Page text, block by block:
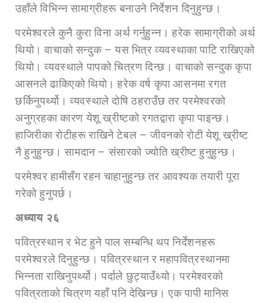
उहाँले विभिन्न सामाग्रीहरू बनाउने निर्देशन दिनुहुन्छ।
परमेश्वरले कुनै कुरा विना अर्थ गर्नुहुन्न। हरेक सामाग्रीको अर्थ
थियो। वाचाको सन्दुक – यस भित्र व्यवस्थाका पाटि राखिएको
थियो। व्यवस्थाले पापको चित्रण दिन्छ। वाचाको सन्दुक कृपा
आसनले ढाकिएको थियो। हरेक वर्ष कृपा आसनमा रगत
छर्किनुपर्थ्यो। व्यवस्थाले दोषि ठहराउँछ तर परमेश्वरको
अनुग्रहका कारण येशू ख्रीष्टको रगतद्वारा कृपा पाइन्छ।
हाजिरीका रोटीहरू राखिने टेबल – जीवनको रोटी येशू ख्रीष्ट
नै हुनुहुन्छ। सामदान – संसारको ज्योति ख्रीष्ट हुनुहुन्छ।
परमेश्वर हामीसँग रहन चाहानुहुन्छ तर आवश्यक तयारी पूरा
गरेको हुनुपर्छ।
अध्याय २६
पवित्रस्थान र भेट हुने पाल सम्बन्धि थप निर्देशनहरू
परमेश्वरले दिनुहुन्छ। पवित्रस्थान र महापवित्रस्थानमा
भिन्नता राखिनुपर्थ्यो। पर्दाले छुट्याउँथ्यो। परमेश्वरको
पवित्रताको चित्रण यहाँ पनि देखिन्छ। एक पापी मानिस